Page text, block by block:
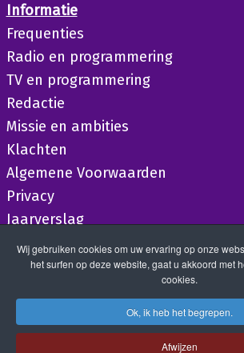
Informatie
Frequenties
Radio en programmering
TV en programmering
Redactie
Missie en ambities
Klachten
Algemene Voorwaarden
Privacy
Jaarverslag
Wij gebruiken cookies om uw ervaring op onze
het surfen op deze website, gaat u akkoord met
cookies.
Ok, ik heb het begrepen.
Afwijzen